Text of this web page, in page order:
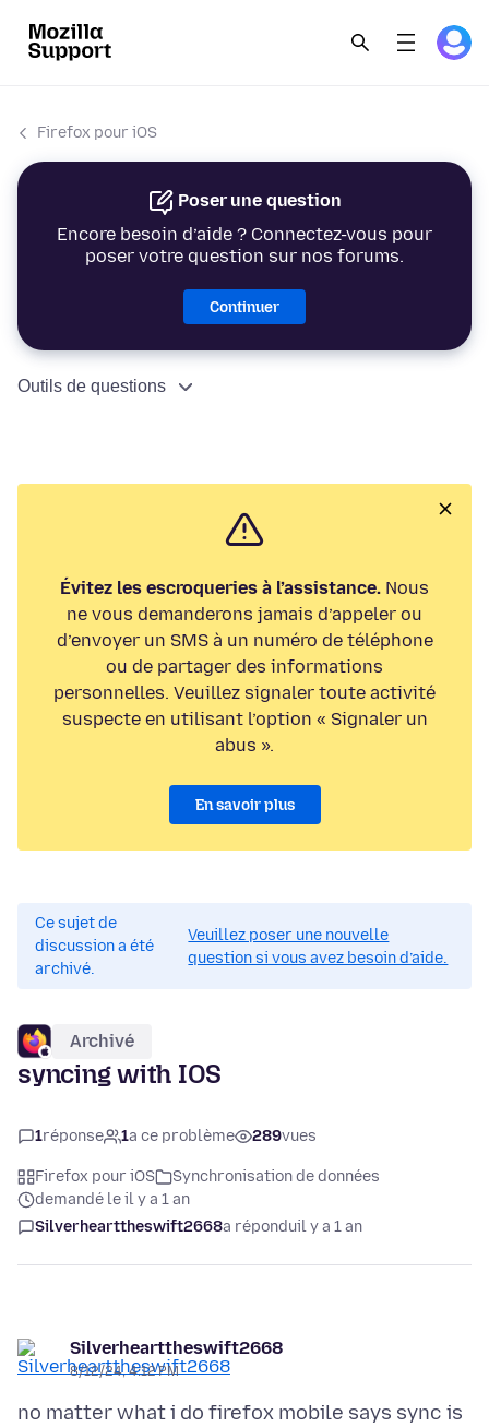
Firefox pour iOS
Poser une question
Encore besoin d’aide ? Connectez-vous pour
poser votre question sur nos forums.
Continuer
Outils de questions
Évitez les escroqueries à l’assistance. Nous
ne vous demanderons jamais d’appeler ou
d’envoyer un SMS à un numéro de téléphone
ou de partager des informations
personnelles. Veuillez signaler toute activité
suspecte en utilisant l’option « Signaler un
abus ».
En savoir plus
Ce sujet de
discussion a été
archivé.
Veuillez poser une nouvelle
question si vous avez besoin d’aide.
Archivé
syncing with IOS
1réponse 1a ce problème 289vues
Firefox pour iOS
Synchronisation de données
demandé le il y a 1 an
Silverhearttheswift2668a réponduil y a 1 an
Silverhearttheswift2668
8/12/24, 4:12 PM
no matter what i do firefox mobile says sync is